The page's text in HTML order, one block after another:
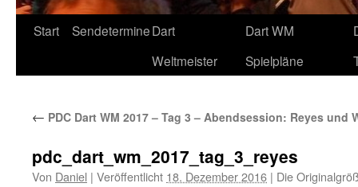
Start SendetermineDart
Weltmeister
Dart WM
Spielpläne
← PDC Dart WM 2017 – Tag 3 – Abendsession: Reyes und
pdc_dart_wm_2017_tag_3_reyes
Von Daniel | Veröffentlicht 18. Dezember 2016 | Die